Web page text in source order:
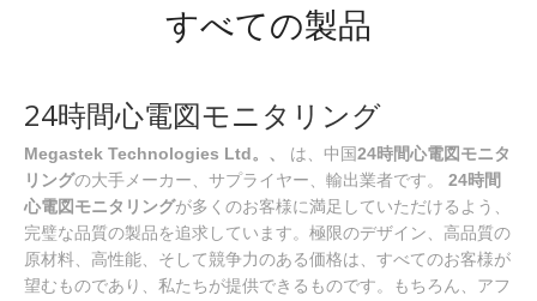
すべての製品
24時間心電図モニタリング
Megastek Technologies Ltd。、 は、中国24時間心電図モニタ
リングの大手メーカー、サプライヤー、輸出業者です。 24時間
心電図モニタリングが多くのお客様に満足していただけるよう、
完璧な品質の製品を追求しています。極限のデザイン、高品質の
原材料、高性能、そして競争力のある価格は、すべてのお客様が
望むものであり、私たちが提供できるものです。もちろん、アフ